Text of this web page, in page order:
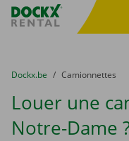
sitename
You are here:
du
Dockx.be to
Camionnettes
Louer une
Notre-Dame